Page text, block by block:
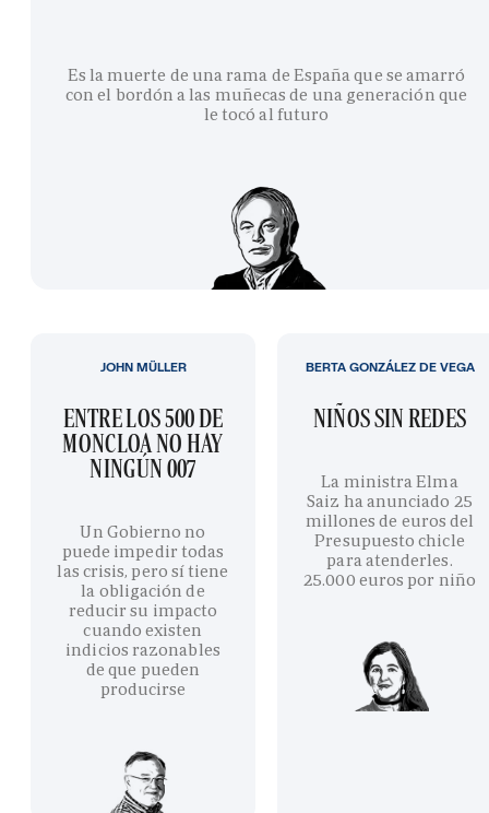
Es la muerte de una rama de España que se amarró
con el bordón a las muñecas de una generación que
le tocó al futuro
ENTRE LOS 500 DE
MONCLOA NO HAY
NINGÚN 007
Un Gobierno no
puede impedir todas
las crisis, pero sí tiene
la obligación de
reducir su impacto
cuando existen
indicios razonables
de que pueden
producirse
JOHN MÜLLER
NIÑOS SIN REDES
La ministra Elma
Saiz ha anunciado 25
millones de euros del
Presupuesto chicle
para atenderles.
25.000 euros por niño
BERTA GONZÁLEZ DE VEGA